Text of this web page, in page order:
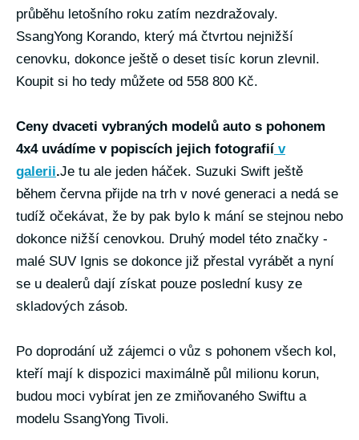
průběhu letošního roku zatím nezdražovaly.
SsangYong Korando, který má čtvrtou nejnižší
cenovku, dokonce ještě o deset tisíc korun zlevnil.
Koupit si ho tedy můžete od 558 800 Kč.
Ceny dvaceti vybraných modelů auto s pohonem
4x4 uvádíme v popiscích jejich fotografií v
galerii.Je tu ale jeden háček. Suzuki Swift ještě
během června přijde na trh v nové generaci a nedá se
tudíž očekávat, že by pak bylo k mání se stejnou nebo
dokonce nižší cenovkou. Druhý model této značky -
malé SUV Ignis se dokonce již přestal vyrábět a nyní
se u dealerů dají získat pouze poslední kusy ze
skladových zásob.
Po doprodání už zájemci o vůz s pohonem všech kol,
kteří mají k dispozici maximálně půl milionu korun,
budou moci vybírat jen ze zmiňovaného Swiftu a
modelu SsangYong Tivoli.